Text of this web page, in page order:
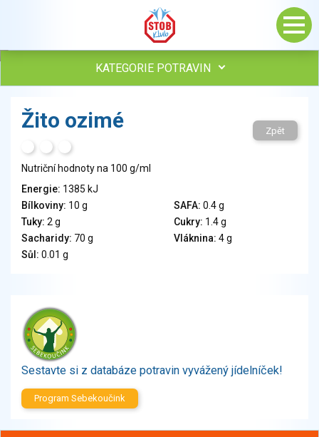
KATEGORIE POTRAVIN
Vejce
Veganské a vegetariánské výrobky
Tuky
Obiloviny, mouka, cereální výrobky
Chléb, pečivo, křehké chleby, pufované výrobky
Ořechy, semena
Zelenina
Brambory, luštěniny, houby
Sladkosti, slané výrobky
Ochucovadla, přísady, sladidla
Žito ozimé Zpět
Nutriční hodnoty na 100 g/ml
Energie: 1385 kJ
Bílkoviny: 10 g SAFA: 0.4 g
Tuky: 2 g Cukry: 1.4 g
Sacharidy: 70 g Vláknina: 4 g
Sůl: 0.01 g
Sestavte si z databáze potravin vyvážený jídelníček!
Program Sebekoučink